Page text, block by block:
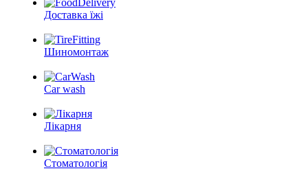
Доставка їжі
Шиномонтаж
Car wash
Лікарня
Стоматологія